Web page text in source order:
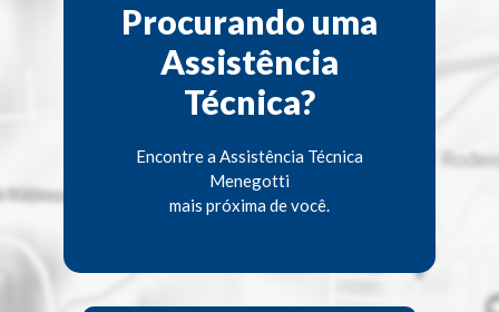
Procurando uma
Assistência
Técnica?
Encontre a Assistência Técnica
Menegotti
mais próxima de você.